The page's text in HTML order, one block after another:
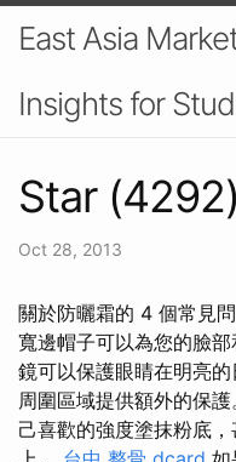
East Asia
Insights for
Star (4292)
Oct 28, 2013
關於防曬霜的 4 個常見
寬邊帽子可以為您的臉部
鏡可以保護眼睛在明亮
周圍區域提供額外的保護
己喜歡的強度塗抹粉底